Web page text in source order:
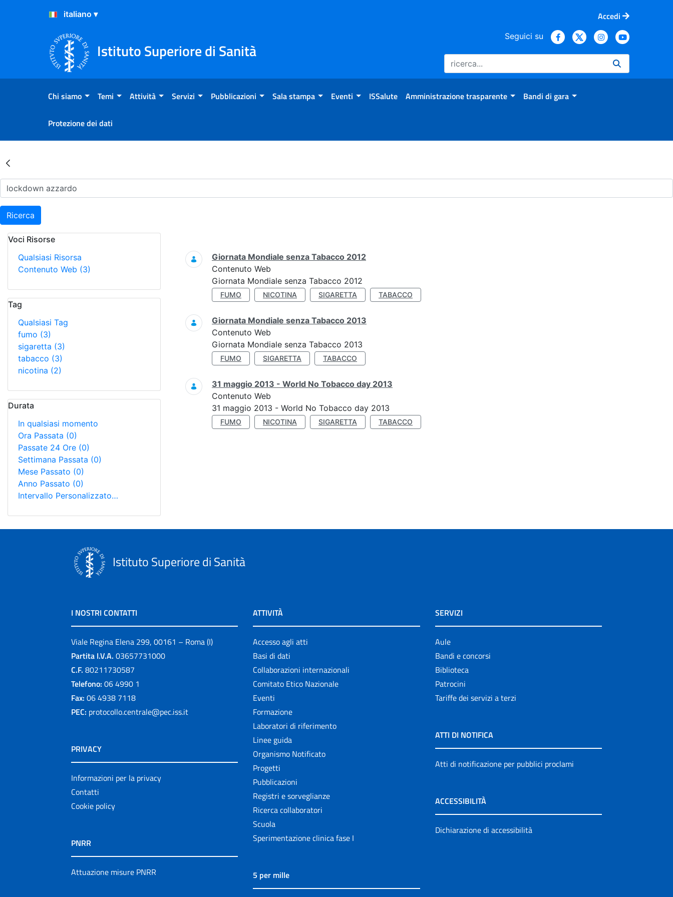
Salta al Contenuto
Salta al Footer
Accedi
Istituto Superiore di Sanità
Seguici su
Chi siamo Temi Attività Servizi Pubblicazioni Sala stampa Eventi ISSalute Amministrazione trasparente Bandi di gara
Protezione dei dati
Risultati della Ricerca - Archivio
Ricerca
Voci Risorse
Qualsiasi Risorsa
Contenuto Web (3)
Tag
Qualsiasi Tag
fumo (3)
sigaretta (3)
tabacco (3)
nicotina (2)
Durata
In qualsiasi momento
Ora Passata (0)
Passate 24 Ore (0)
Settimana Passata (0)
Mese Passato (0)
Anno Passato (0)
Intervallo Personalizzato…
Ricerca
Giornata Mondiale senza Tabacco 2012
Contenuto Web
Giornata Mondiale senza Tabacco 2012
FUMO NICOTINA SIGARETTA TABACCO
Giornata Mondiale senza Tabacco 2013
Contenuto Web
Giornata Mondiale senza Tabacco 2013
FUMO SIGARETTA TABACCO
31 maggio 2013 - World No Tobacco day 2013
Contenuto Web
31 maggio 2013 - World No Tobacco day 2013
FUMO NICOTINA SIGARETTA TABACCO
Istituto Superiore di Sanità
I NOSTRI CONTATTI
Viale Regina Elena 299, 00161 – Roma (I)
Partita I.V.A. 03657731000
C.F. 80211730587
Telefono: 06 4990 1
Fax: 06 4938 7118
PEC: protocollo.centrale@pec.iss.it
PRIVACY
Informazioni per la privacy
Contatti
Cookie policy
PNRR
Attuazione misure PNRR
ATTIVITÀ
Accesso agli atti
Basi di dati
Collaborazioni internazionali
Comitato Etico Nazionale
Eventi
Formazione
Laboratori di riferimento
Linee guida
Organismo Notificato
Progetti
Pubblicazioni
Registri e sorveglianze
Ricerca collaboratori
Scuola
Sperimentazione clinica fase I
5 per mille
SERVIZI
Aule
Bandi e concorsi
Biblioteca
Patrocini
Tariffe dei servizi a terzi
ATTI DI NOTIFICA
Atti di notificazione per pubblici proclami
ACCESSIBILITÀ
Dichiarazione di accessibilità